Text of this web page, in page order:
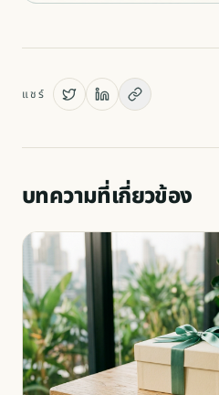
แชร์
บทความที่เกี่ยวข้อง